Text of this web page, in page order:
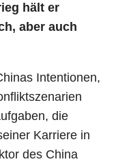
hält er
aber auch
Intentionen,
die
Karriere in
des China